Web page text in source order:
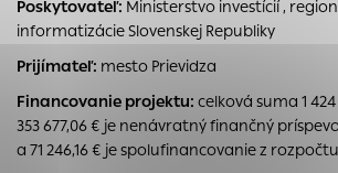
Poskytovateľ: Ministerstvo investícií ,
informatizácie Slovenskej Republiky
Prijímateľ: mesto Prievidza
Financovanie projektu: celková suma 1 424
353 677,06 € je nenávratný finančný
a 71 246,16 € je spolufinancovanie z
prístup k zabezpečeným oblastiam
týchto súborov cookie nemôže web
Analytické cookies
Analytické cookies pomáhajú
pochopiť, ako návštevníci stránok
mohol stránky optimalizovať a ponúknuť